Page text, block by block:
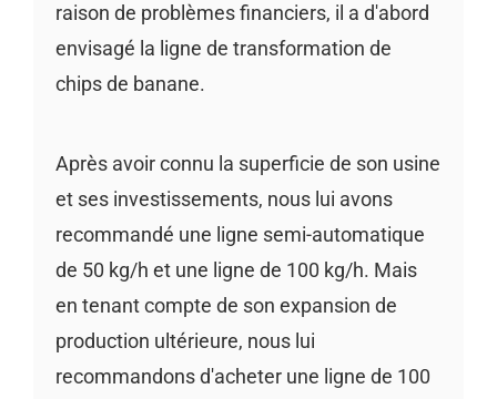
raison de problèmes financiers, il a d'abord
envisagé la ligne de transformation de
chips de banane.
Après avoir connu la superficie de son usine
et ses investissements, nous lui avons
recommandé une ligne semi-automatique
de 50 kg/h et une ligne de 100 kg/h. Mais
en tenant compte de son expansion de
production ultérieure, nous lui
recommandons d'acheter une ligne de 100